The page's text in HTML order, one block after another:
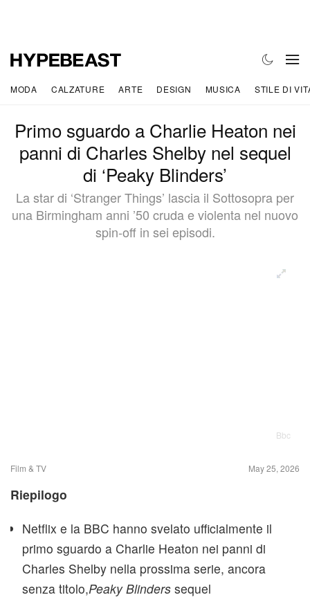
MODA CALZATURE ARTE DESIGN MUSICA STILE DI
Primo sguardo a Charlie Heaton nei
panni di Charles Shelby nel sequel
di ‘Peaky Blinders’
La star di ‘Stranger Things’ lascia il Sottosopra per
una Birmingham anni ’50 cruda e violenta nel nuovo
spin-off in sei episodi.
Bbc
Film & TV May 25, 2026
Riepilogo
Netflix e la BBC hanno svelato ufficialmente il
primo sguardo a Charlie Heaton nei panni di
Charles Shelby nella prossima serie, ancora
senza titolo,Peaky Blinders sequel